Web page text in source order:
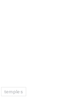
temples